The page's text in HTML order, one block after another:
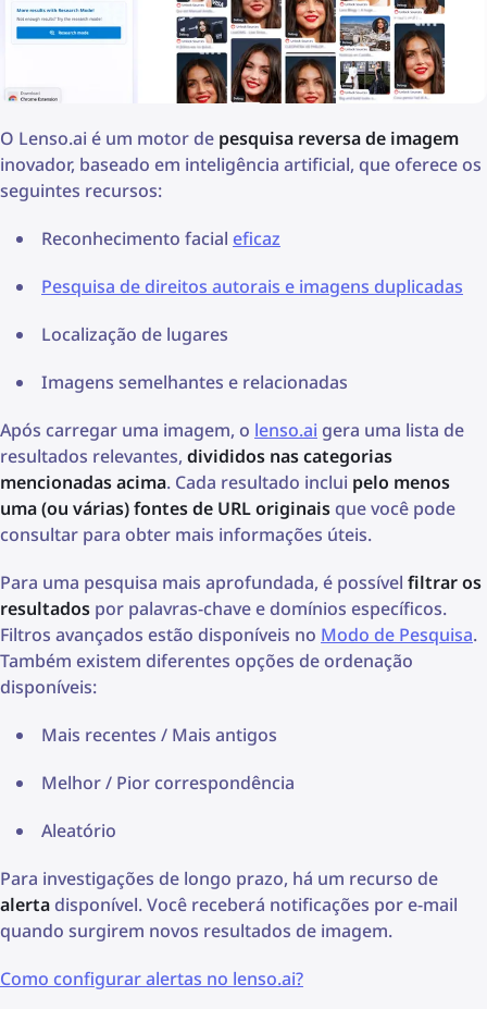
O Lenso.ai é um motor de pesquisa reversa de imagem
inovador, baseado em inteligência artificial, que oferece os
seguintes recursos:
Reconhecimento facial eficaz
Pesquisa de direitos autorais e imagens duplicadas
Localização de lugares
Imagens semelhantes e relacionadas
Após carregar uma imagem, o lenso.ai gera uma lista de
resultados relevantes, divididos nas categorias
mencionadas acima. Cada resultado inclui pelo menos
uma (ou várias) fontes de URL originaisque você pode
consultar para obter mais informações úteis.
Para uma pesquisa mais aprofundada, é possível filtrar os
resultados por palavras-chave e domínios específicos.
Filtros avançados estão disponíveis no Modo de Pesquisa.
Também existem diferentes opções de ordenação
disponíveis:
Mais recentes / Mais antigos
Melhor / Pior correspondência
Aleatório
Para investigações de longo prazo, há um recurso de
alertadisponível. Você receberá notificações por e-mail
quando surgirem novos resultados de imagem.
Como configurar alertas no lenso.ai?